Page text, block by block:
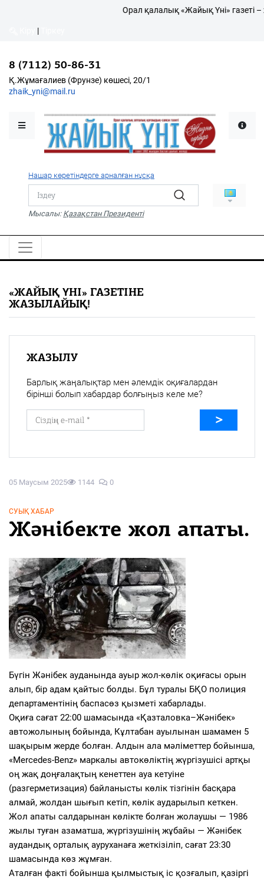
Қалалықтар қаперіне
Қоғам
Дені сау ұлт
Спорт
Жалын
PDF
«Жайық үні» — 33 жыл
Каталог
Қ.Жұмағалиев (Фрунзе)
Орал қалалық «Жайық Үні» газеті
|
8 (7112) 50-86-31
Қ.Жұмағалиев (Фрунзе) көшесі, 20/1
zhaik_yni@mail.ru
Нашар көретіндерге арналған нұсқа
Мысалы: Қазақстан Президенті
05 Маусым 2025 1144 0
СУЫҚ ХАБАР
Жәнібекте жол апаты.
Бүгін Жәнібек ауданында ауыр жол-көлік оқиғасы орын
алып, бір адам қайтыс болды. Бұл туралы БҚО полиция
департаментінің баспасөз қызметі хабарлады.
Оқиға сағат 22:00 шамасында «Қазталовка–Жәнібек»
автожолының бойында, Кұлтабан ауылынан шамамен 5
шақырым жерде болған. Алдын ала мәліметтер бойынша,
«Mercedes-Benz» маркалы автокөліктің жүргізушісі артқы
оң жақ доңғалақтың кенеттен ауа кетуіне
(разгерметизация) байланысты көлік тізгінін басқара
алмай, жолдан шығып кетіп, көлік аударылып кеткен.
Жол апаты салдарынан көлікте болған жолаушы — 1986
жылы туған азаматша, жүргізушінің жұбайы — Жәнібек
аудандық орталық ауруханаға жеткізіліп, сағат 23:30
шамасында көз жұмған.
Аталған факті бойынша қылмыстық іс қозғалып, қазіргі
«ЖАЙЫҚ ҮНІ» ГАЗЕТІНЕ
ЖАЗЫЛАЙЫҚ!
ЖАЗЫЛУ
Барлық жаңалықтар мен әлемдік оқиғалардан
бірінші болып хабардар болғыңыз келе ме?